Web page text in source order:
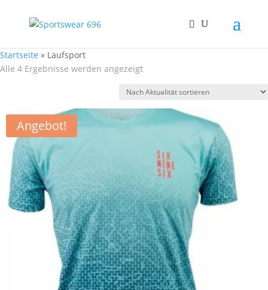
Startseite » Laufsport
Alle 4 Ergebnisse werden angezeigtNach
sortiert
Angebot!